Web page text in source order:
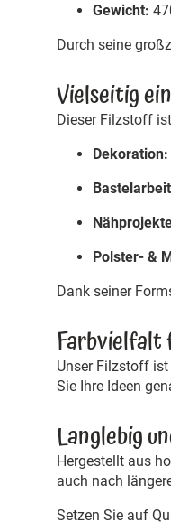
Gewicht:
Durch seine
Vielseitig
Dieser Filzstoff
Dekoration:
Polster- &
Dank seiner
Farbvielfalt
Unser Filzstoff
Sie Ihre Ideen
Langlebig
Hergestellt aus
auch nach
Setzen Sie auf